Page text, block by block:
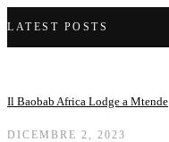
LATEST POSTS
Il Baobab Africa Lodge a Mtende
DICEMBRE 2, 2023